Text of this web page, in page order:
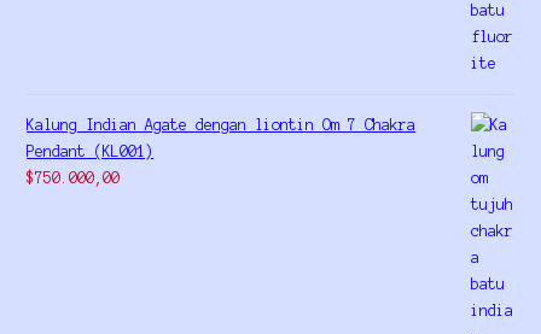
Kalung Indian Agate dengan liontin Om 7 Chakra
Pendant (KL001)
$750.000,00